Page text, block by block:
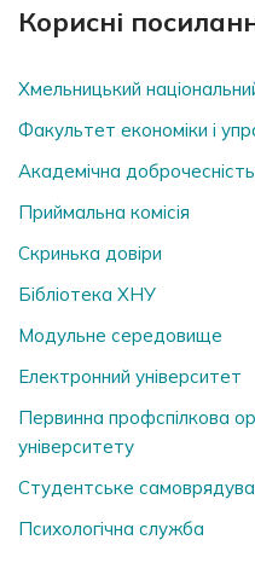
Корисні
Хмельницький
Факультет економіки і
Академічна доброчесність
Приймальна комісія
Скринька довiри
Бібліотека ХНУ
Модульне середовище
Електронний університет
Первинна профспілкова
університету
Студентське
Психологічна служба